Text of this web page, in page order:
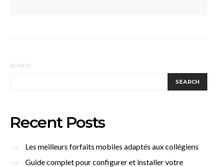
SEARCH
SEARCH
Recent Posts
Les meilleurs forfaits mobiles adaptés aux collégiens
Guide complet pour configurer et installer votre